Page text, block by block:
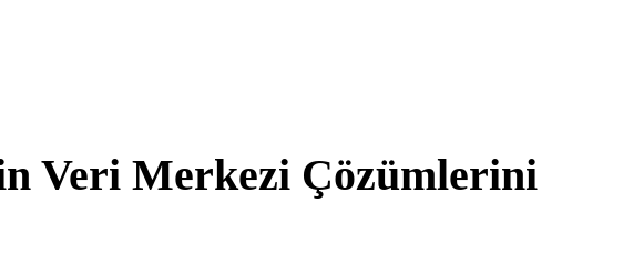
Veri Merkezi Çözümlerini